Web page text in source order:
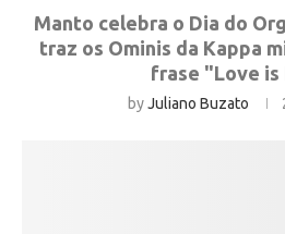
Manto celebra o Dia do
traz os Ominis da Kappa
frase "Love is
byJuliano Buzato